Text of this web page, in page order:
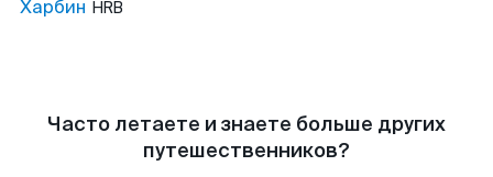
Харбин HRB
Часто летаете и знаете больше других
путешественников?